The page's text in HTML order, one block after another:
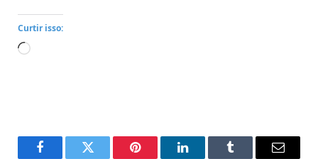
Curtir isso:
Carregando...